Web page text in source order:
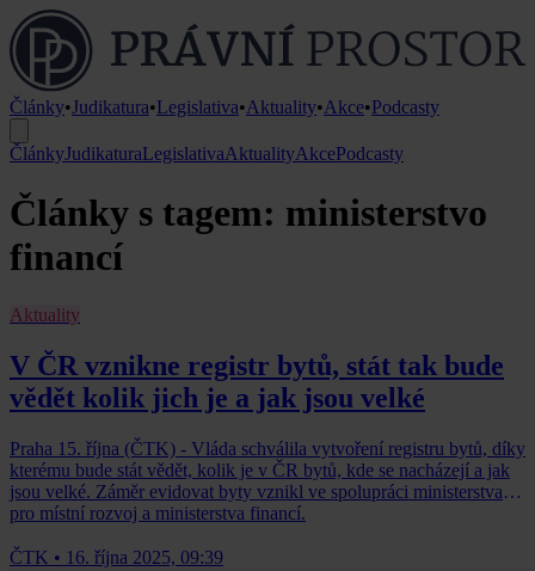
Články•Judikatura•Legislativa•Aktuality•Akce•Podcasty
ČlánkyJudikaturaLegislativaAktualityAkcePodcasty
Články s tagem: ministerstvo
financí
Aktuality
V ČR vznikne registr bytů, stát tak bude
vědět kolik jich je a jak jsou velké
Praha 15. října (ČTK) - Vláda schválila vytvoření registru bytů, díky
kterému bude stát vědět, kolik je v ČR bytů, kde se nacházejí a jak
jsou velké. Záměr evidovat byty vznikl ve spolupráci ministerstva
pro místní rozvoj a ministerstva financí.
ČTK • 16. října 2025, 09:39